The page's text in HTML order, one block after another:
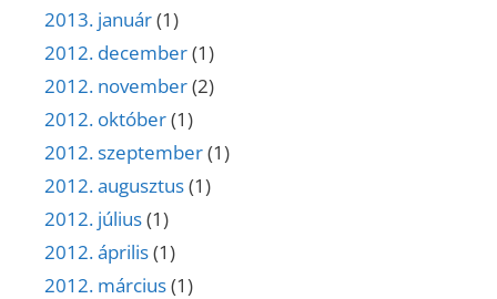
2013. január(1)
2012. december(1)
2012. november(2)
2012. október(1)
2012. szeptember(1)
2012. augusztus(1)
2012. július(1)
2012. április(1)
2012. március(1)